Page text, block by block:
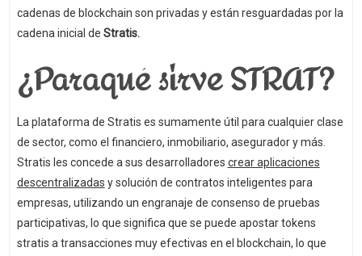
cadenas de blockchain son privadas y están resguardadas por la
cadena inicial de Stratis.
¿Paraqué sirve STRAT?
La plataforma de Stratis es sumamente útil para cualquier clase
de sector, como el financiero, inmobiliario, asegurador y más.
Stratis les concede a sus desarrolladores crear aplicaciones
descentralizadas y solución de contratos inteligentes para
empresas, utilizando un engranaje de consenso de pruebas
participativas, lo que significa que se puede apostar tokens
stratis a transacciones muy efectivas en el blockchain, lo que